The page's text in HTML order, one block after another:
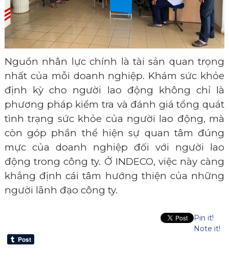
Nguồn nhân lực chính là tài sản quan trọng
nhất của mỗi doanh nghiệp. Khám sức khỏe
định kỳ cho người lao động không chỉ là
phương pháp kiểm tra và đánh giá tổng quát
tình trạng sức khỏe của người lao động, mà
còn góp phần thể hiện sự quan tâm đúng
mực của doanh nghiệp đối với người lao
động trong công ty. Ở INDECO, việc này càng
khẳng định cái tâm hướng thiện của những
người lãnh đạo công ty.
Pin it!
Note it!